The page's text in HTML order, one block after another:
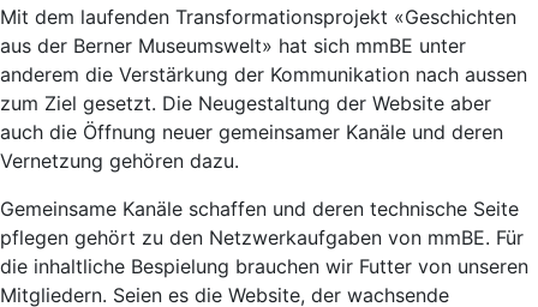
Mit dem laufenden Transformationsprojekt «Geschichten
aus der Berner Museumswelt» hat sich mmBE unter
anderem die Verstärkung der Kommunikation nach aussen
zum Ziel gesetzt. Die Neugestaltung der Website aber
auch die Öffnung neuer gemeinsamer Kanäle und deren
Vernetzung gehören dazu.
Gemeinsame Kanäle schaffen und deren technische Seite
pflegen gehört zu den Netzwerkaufgaben von mmBE. Für
die inhaltliche Bespielung brauchen wir Futter von unseren
Mitgliedern. Seien es die Website, der wachsende